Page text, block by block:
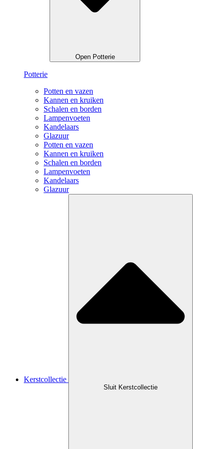
Open Potterie
Potterie
Potten en vazen
Kannen en kruiken
Schalen en borden
Lampenvoeten
Kandelaars
Glazuur
Potten en vazen
Kannen en kruiken
Schalen en borden
Lampenvoeten
Kandelaars
Glazuur
Kerstcollectie
Sluit Kerstcollectie